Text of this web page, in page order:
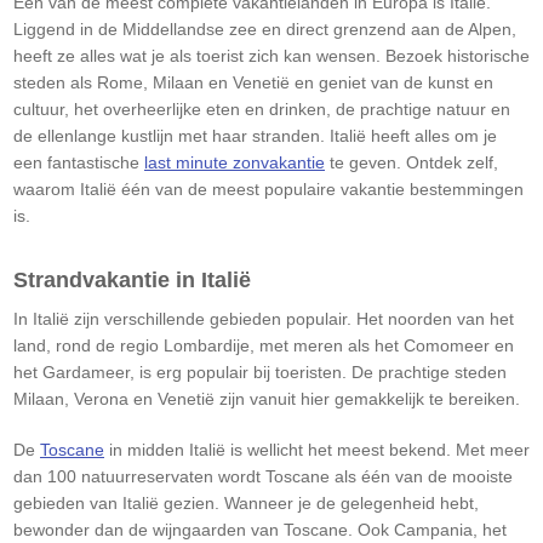
Liggend in de Middellandse zee en direct grenzend aan de Alpen,
heeft ze alles wat je als toerist zich kan wensen. Bezoek historische
steden als Rome, Milaan en Venetië en geniet van de kunst en
cultuur, het overheerlijke eten en drinken, de prachtige natuur en
de ellenlange kustlijn met haar stranden. Italië heeft alles om je
een fantastische last minute zonvakantie te geven. Ontdek zelf,
waarom Italië één van de meest populaire vakantie bestemmingen
is.
Strandvakantie in Italië
In Italië zijn verschillende gebieden populair. Het noorden van het
land, rond de regio Lombardije, met meren als het Comomeer en
het Gardameer, is erg populair bij toeristen. De prachtige steden
Milaan, Verona en Venetië zijn vanuit hier gemakkelijk te bereiken.
De Toscane in midden Italië is wellicht het meest bekend. Met meer
dan 100 natuurreservaten wordt Toscane als één van de mooiste
gebieden van Italië gezien. Wanneer je de gelegenheid hebt,
bewonder dan de wijngaarden van Toscane. Ook Campania, het